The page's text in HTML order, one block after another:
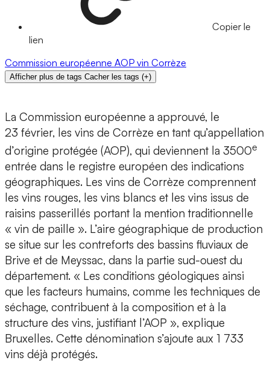
Copier le
lien
Commission européenne AOP vin Corrèze
Afficher plus de tags Cacher les tags (+)
La Commission européenne a approuvé, le
23 février, les vins de Corrèze en tant qu’appellation
d’origine protégée (AOP), qui deviennent la 3500e
entrée dans le registre européen des indications
géographiques. Les vins de Corrèze comprennent
les vins rouges, les vins blancs et les vins issus de
raisins passerillés portant la mention traditionnelle
« vin de paille ». L’aire géographique de production
se situe sur les contreforts des bassins fluviaux de
Brive et de Meyssac, dans la partie sud-ouest du
département. « Les conditions géologiques ainsi
que les facteurs humains, comme les techniques de
séchage, contribuent à la composition et à la
structure des vins, justifiant l’AOP », explique
Bruxelles. Cette dénomination s’ajoute aux 1 733
vins déjà protégés.